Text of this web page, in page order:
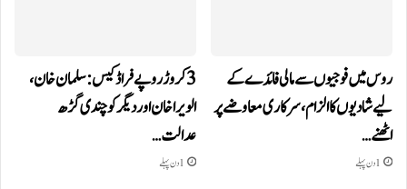
روس میں فوجیوں سے مالی فائدے کے
لیے شادیوں کا الزام، سرکاری معاوضے پر
اٹھنے…
1 دن پہلے
3 کروڑ روپے فراڈ کیس: سلمان خان،
الویرا خان اور دیگر کو چندی گڑھ
عدالت…
1 دن پہلے